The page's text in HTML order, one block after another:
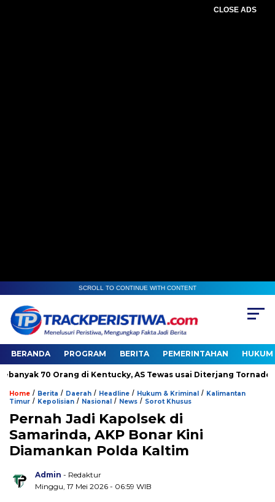
CLOSE ADS
SCROLL TO CONTINUE WITH CONTENT
BERANDA PROGRAM BERITA PEMERINTAHAN HUKUM
70 Orang di Kentucky, AS Tewas usai Diterjang Tornado
Home / Berita / Daerah / Headline / Hukum & Kriminal / Kalimantan
Timur / Kepolisian / Nasional / News / Sorot Khusus
Pernah Jadi Kapolsek di
Samarinda, AKP Bonar Kini
Diamankan Polda Kaltim
Admin - Redaktur
Minggu, 17 Mei 2026 - 06:59 WIB